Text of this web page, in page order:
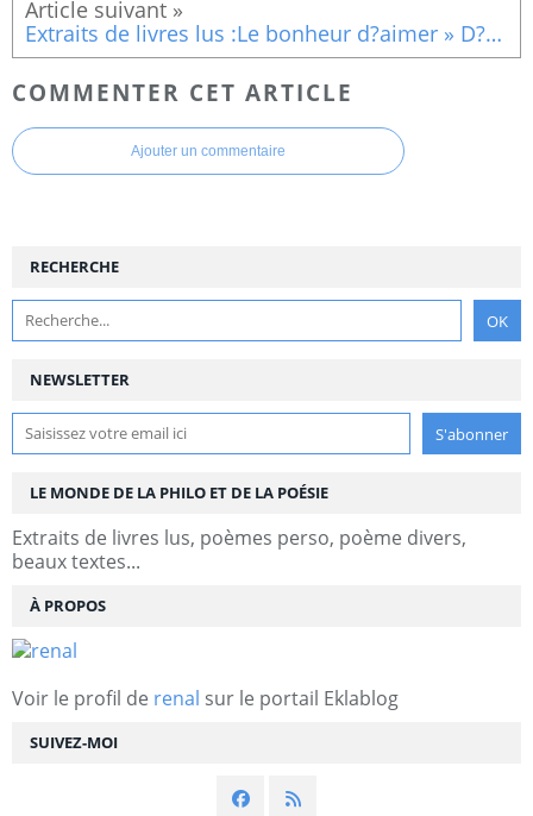
Extraits de livres lus :Le bonheur d?aimer » D?Anselm Grün L'état Amoureux...
COMMENTER CET ARTICLE
Ajouter un commentaire
NEWSLETTER
SUIVEZ-MOI
RECHERCHE
LE MONDE DE LA PHILO ET DE LA POÉSIE
Extraits de livres lus, poèmes perso, poème divers,
beaux textes...
À PROPOS
Voir le profil de renal sur le portail Eklablog